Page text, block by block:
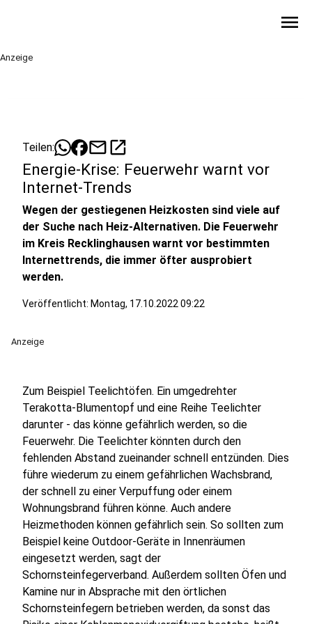
menu
Anzeige
Teilen: mailopen_in_new
Energie-Krise: Feuerwehr warnt vor
Internet-Trends
Wegen der gestiegenen Heizkosten sind viele auf
der Suche nach Heiz-Alternativen. Die Feuerwehr
im Kreis Recklinghausen warnt vor bestimmten
Internettrends, die immer öfter ausprobiert
werden.
Veröffentlicht: Montag, 17.10.2022 09:22
Anzeige
Zum Beispiel Teelichtöfen. Ein umgedrehter
Terakotta-Blumentopf und eine Reihe Teelichter
darunter - das könne gefährlich werden, so die
Feuerwehr. Die Teelichter könnten durch den
fehlenden Abstand zueinander schnell entzünden. Dies
führe wiederum zu einem gefährlichen Wachsbrand,
der schnell zu einer Verpuffung oder einem
Wohnungsbrand führen könne. Auch andere
Heizmethoden können gefährlich sein. So sollten zum
Beispiel keine Outdoor-Geräte in Innenräumen
eingesetzt werden, sagt der
Schornsteinfegerverband. Außerdem sollten Öfen und
Kamine nur in Absprache mit den örtlichen
Schornsteinfegern betrieben werden, da sonst das